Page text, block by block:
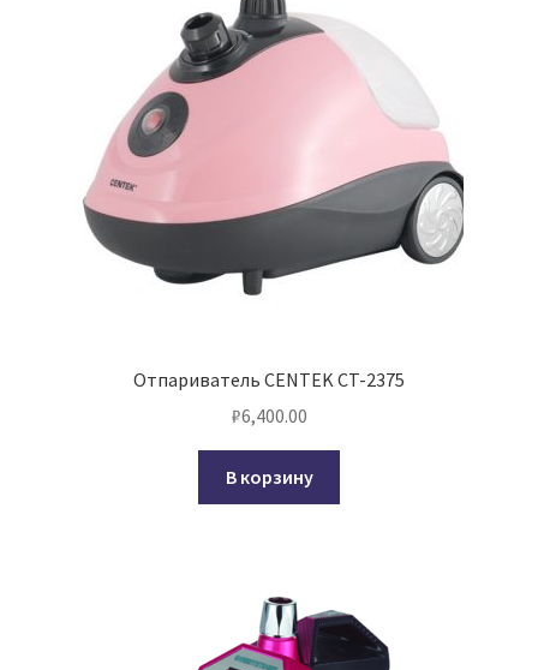
Отпариватель CENTEK CT-2375
₽6,400.00
В корзину